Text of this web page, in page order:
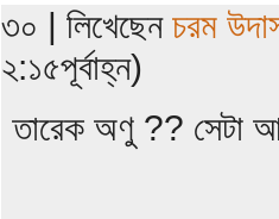
৩০ | লিখেছেন চরম
২:১৫পূর্বাহ্ন)
তারেক অণু ?? সেটা